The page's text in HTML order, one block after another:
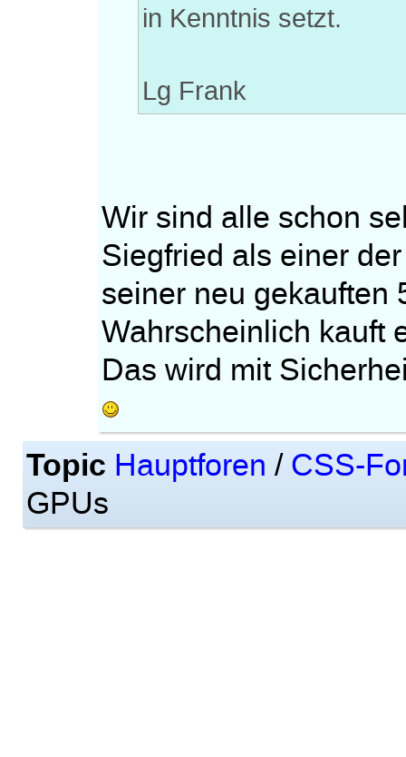
in Kenntnis setzt.
Lg Frank
Wir sind alle schon
Siegfried als einer
seiner neu gekauften
Wahrscheinlich kauft
Das wird mit
Topic Hauptforen / CSS-
GPUs